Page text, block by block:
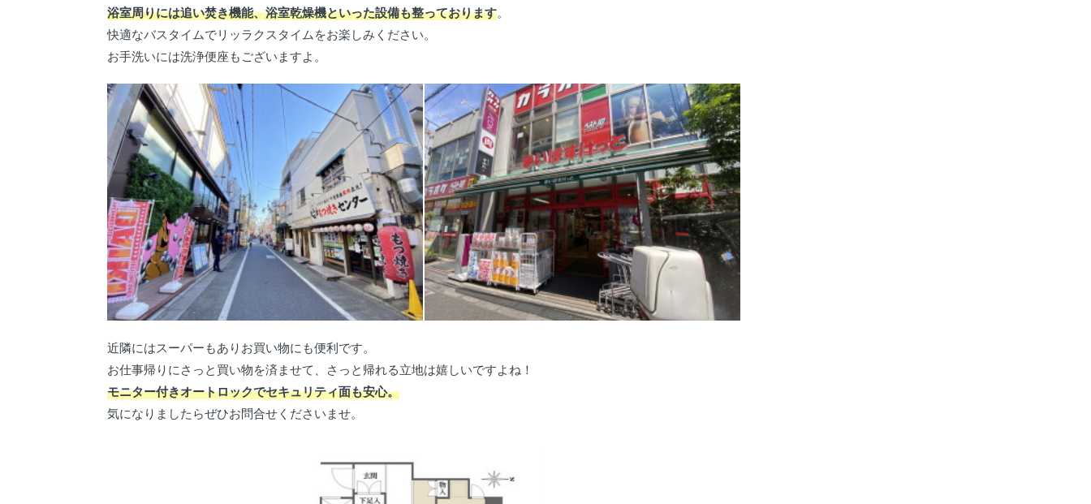
浴室周りには追い焚き機能、浴室乾燥機といった設備も整っております。
快適なバスタイムでリッラクスタイムをお楽しみください。
お手洗いには洗浄便座もございますよ。
近隣にはスーパーもありお買い物にも便利です。
お仕事帰りにさっと買い物を済ませて、さっと帰れる立地は嬉しいですよね！
モニター付きオートロックでセキュリティ面も安心。
気になりましたらぜひお問合せくださいませ。